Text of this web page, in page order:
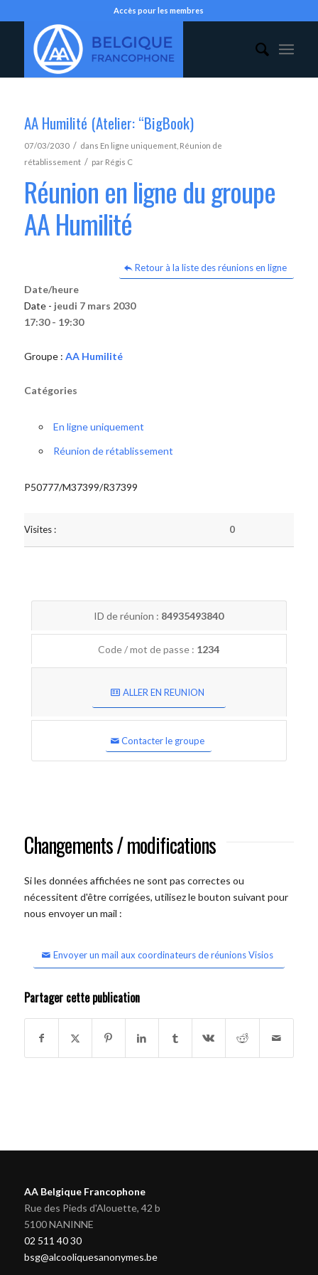
Accès pour les membres
AA Humilité (Atelier: “BigBook)
07/03/2030 / dans En ligne uniquement, Réunion de
rétablissement / par Régis C
Réunion en ligne du groupe
AA Humilité
Retour à la liste des réunions en ligne
Date/heure
Date - jeudi 7 mars 2030
17:30 - 19:30
Groupe : AA Humilité
Catégories
En ligne uniquement
Réunion de rétablissement
P50777/M37399/R37399
Visites : 0
ID de réunion : 84935493840
Code / mot de passe : 1234
ALLER EN REUNION
Contacter le groupe
Changements / modifications
Si les données affichées ne sont pas correctes ou
nécessitent d'être corrigées, utilisez le bouton suivant pour
nous envoyer un mail :
Envoyer un mail aux coordinateurs de réunions Visios
Partager cette publication
AA Belgique Francophone
Rue des Pieds d'Alouette, 42 b
5100 NANINNE
02 511 40 30
bsg@alcooliquesanonymes.be